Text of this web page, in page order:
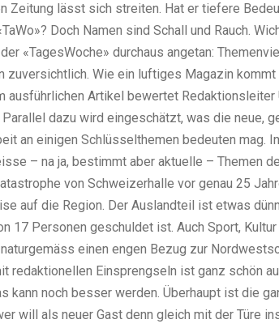
Zeitung lässt sich streiten. Hat er tiefere
Doch Namen sind Schall und Rauch.
«TagesWoche» durchaus angetan:
zuversichtlich. Wie ein luftiges Magazin
ausführlichen Artikel bewertet
dazu wird eingeschätzt, was die neue,
an einigen Schlüsselthemen bedeuten mag.
– na ja, bestimmt aber aktuelle – Themen
von Schweizerhalle vor genau 25
auf die Region. Der Auslandteil ist etwas
17 Personen geschuldet ist. Auch Sport,
einen engen Bezug zur
redaktionellen Einsprengseln ist ganz schön
kann noch besser werden. Überhaupt ist die
will als neuer Gast denn gleich mit der Türe